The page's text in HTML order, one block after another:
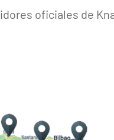
oficiales de